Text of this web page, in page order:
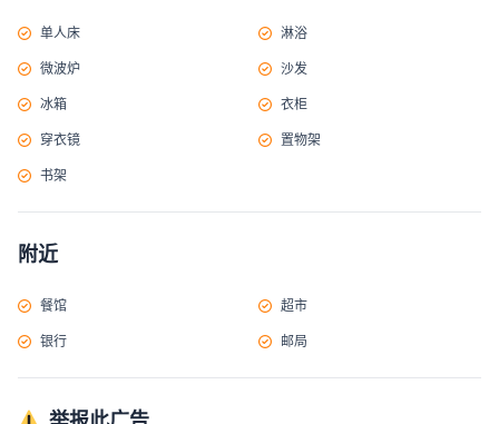
单人床 淋浴
微波炉 沙发
冰箱 衣柜
穿衣镜 置物架
书架
附近
餐馆 超市
银行 邮局